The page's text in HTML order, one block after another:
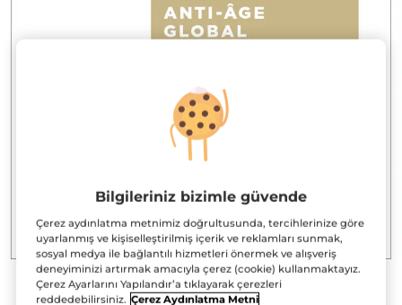
Bilgileriniz bizimle güvende
Çerez aydınlatma metnimiz doğrultusunda, tercihlerinize göre
uyarlanmış ve kişiselleştirilmiş içerik ve reklamları sunmak,
sosyal medya ile bağlantılı hizmetleri önermek ve alışveriş
deneyiminizi artırmak amacıyla çerez (cookie) kullanmaktayız.
Çerez Ayarlarını Yapılandır’a tıklayarak çerezleri
reddedebilirsiniz. Çerez Aydınlatma Metni